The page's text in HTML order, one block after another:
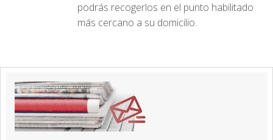
podrás recogerlos en el punto habilitado
más cercano a su domicilio.